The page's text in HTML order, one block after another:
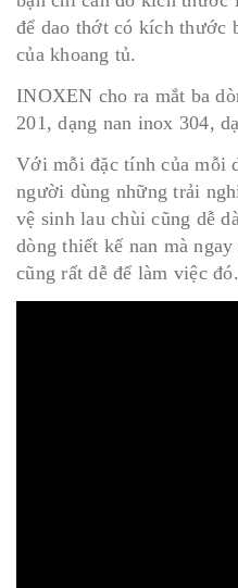
để dao thớt có kích thước
của khoang tủ.
INOXEN cho ra mắt ba
201, dạng nan inox 304,
Với mỗi đặc tính của mỗi
người dùng những trải
vệ sinh lau chùi cũng dễ
dòng thiết kế nan mà
cũng rất dễ để làm việc đó.